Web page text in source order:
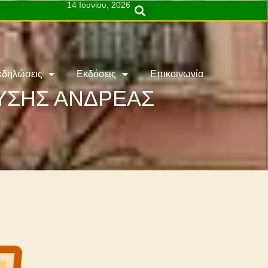
14 Ιουνίου, 2026
Εκδόσεις Επικοινωνία
ΑΝΔΡΕΑΣ